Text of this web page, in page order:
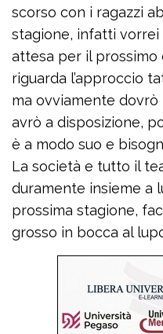
scorso con i ragazzi
stagione, infatti vorrei
attesa per il prossimo
riguarda l’approccio
ma ovviamente
avrò a disposizione,
è a modo suo e
La società e tutto il
duramente insieme a
prossima stagione,
grosso in bocca al